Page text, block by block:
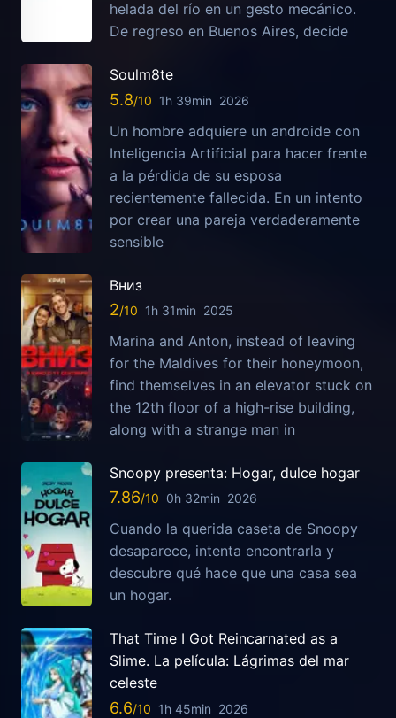
helada del río en un gesto mecánico.
De regreso en Buenos Aires, decide
Soulm8te
5.8 1h 39min 2026
Un hombre adquiere un androide con
Inteligencia Artificial para hacer frente
a la pérdida de su esposa
recientemente fallecida. En un intento
por crear una pareja verdaderamente
sensible
Вниз
2 1h 31min 2025
Marina and Anton, instead of leaving
for the Maldives for their honeymoon,
find themselves in an elevator stuck on
the 12th floor of a high-rise building,
along with a strange man in
Snoopy presenta: Hogar, dulce hogar
7.86 0h 32min 2026
Cuando la querida caseta de Snoopy
desaparece, intenta encontrarla y
descubre qué hace que una casa sea
un hogar.
That Time I Got Reincarnated as a
Slime. La película: Lágrimas del mar
celeste
6.6 1h 45min 2026